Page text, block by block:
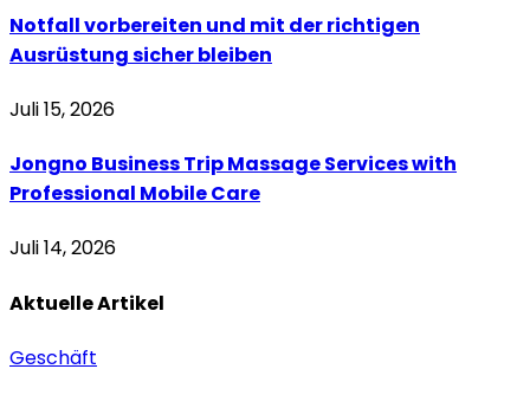
Notfall vorbereiten und mit der richtigen
Ausrüstung sicher bleiben
Juli 15, 2026
Jongno Business Trip Massage Services with
Professional Mobile Care
Juli 14, 2026
AktuelleArtikel
Geschäft